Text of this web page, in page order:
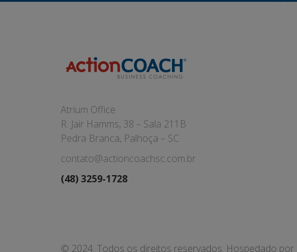
Atrium Office
R. Jair Hamms, 38 – Sala 211B
Pedra Branca, Palhoça – SC
contato@actioncoachsc.com.br
(48) 3259-1728
© 2024. Todos os direitos reservados. Hospedado por